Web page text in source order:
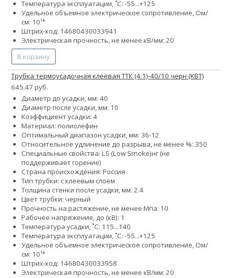
Температура эксплуатации, ˚С: -55...+125
Удельное объемное электрическое сопротивление, Ом/
см: 10¹⁴
Штрих-код: 14680430033941
Электрическая прочность, не менее кВ/мм: 20
В корзину
Трубка термоусадочная клеевая ТТК (4:1)-40/10 черн (КВТ)
645.47 руб.
Диаметр до усадки, мм: 40
Диаметр после усадки, мм: 10
Коэффициент усадки: 4
Материал: полиолефин
Оптимальный диапазон усадки, мм: 36-12
Относительное удлинение до разрыва, не менее %: 350
Специальные свойства: LS (Low Smoke)нг (не
поддерживает горение)
Страна происхождения: Россия
Тип трубки: с клеевым слоем
Толщина стенки после усадки, мм: 2.4
Цвет трубки: черный
Прочность на растяжение, не менее Мпа: 10
Рабочее напряжение, до (кВ): 1
Температура усадки, ˚С: 115...140
Температура эксплуатации, ˚С: -55...+125
Удельное объемное электрическое сопротивление, Ом/
см: 10¹⁴
Штрих-код: 14680430033958
Электрическая прочность, не менее кВ/мм: 20